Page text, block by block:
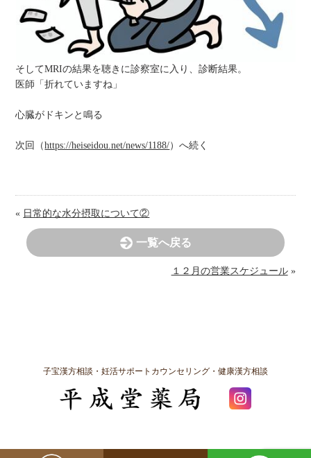
そしてMRIの結果を聴きに診察室に入り、診断結果。
医師「折れていますね」
心臓がドキンと鳴る
次回（https://heiseidou.net/news/1188/）へ続く
« 日常的な水分摂取について②
一覧へ戻る
１２月の営業スケジュール»
子宝漢方相談・妊活サポートカウンセリング・健康漢方相談